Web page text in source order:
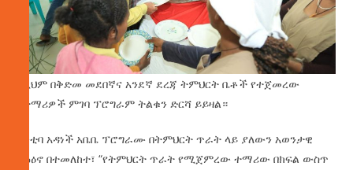
በዚህም በቅድመ መደበኛና አንደኛ ደረጃ ትምህርት ቤቶች የተጀመረው
የተማሪዎች ምገባ ፕሮግራም ትልቁን ድርሻ ይይዛል።
ከንቲባ አዳነች አቤቤ ፕሮግራሙ በትምህርት ጥራት ላይ ያለውን አወንታዊ
ተፅዕኖ በተመለከተ፣ “የትምህርት ጥራት የሚጀምረው ተማሪው በክፍል ውስጥ